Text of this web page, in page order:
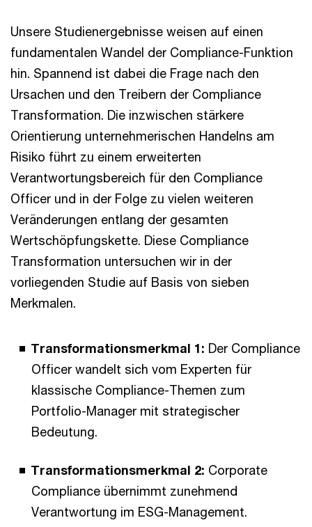
Unsere Studienergebnisse weisen auf einen
fundamentalen Wandel der Compliance-Funktion
hin. Spannend ist dabei die Frage nach den
Ursachen und den Treibern der Compliance
Transformation. Die inzwischen stärkere
Orientierung unternehmerischen Handelns am
Risiko führt zu einem erweiterten
Verantwortungsbereich für den Compliance
Officer und in der Folge zu vielen weiteren
Veränderungen entlang der gesamten
Wertschöpfungskette. Diese Compliance
Transformation untersuchen wir in der
vorliegenden Studie auf Basis von sieben
Merkmalen.
Transformationsmerkmal 1: Der Compliance
Officer wandelt sich vom Experten für
klassische Compliance-Themen zum
Portfolio-Manager mit strategischer
Bedeutung.
Transformationsmerkmal 2: Corporate
Compliance übernimmt zunehmend
Verantwortung im ESG-Management.